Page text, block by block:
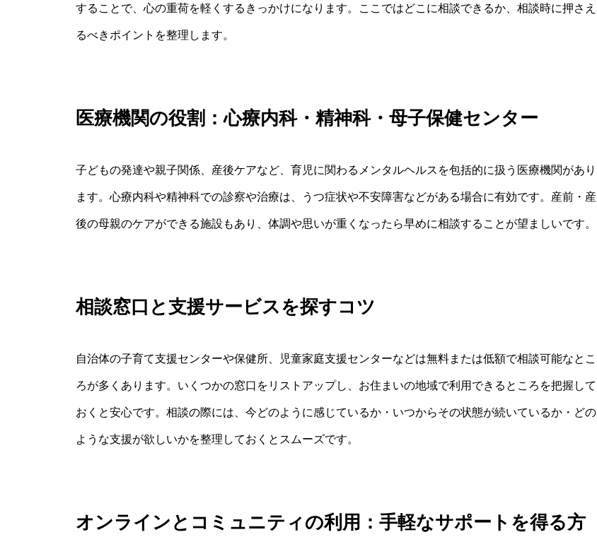
することで、心の重荷を軽くするきっかけになります。ここではどこに相談できるか、相談時に押さえ
るべきポイントを整理します。
医療機関の役割：心療内科・精神科・母子保健センター
子どもの発達や親子関係、産後ケアなど、育児に関わるメンタルヘルスを包括的に扱う医療機関があり
ます。心療内科や精神科での診察や治療は、うつ症状や不安障害などがある場合に有効です。産前・産
後の母親のケアができる施設もあり、体調や思いが重くなったら早めに相談することが望ましいです。
相談窓口と支援サービスを探すコツ
自治体の子育て支援センターや保健所、児童家庭支援センターなどは無料または低額で相談可能なとこ
ろが多くあります。いくつかの窓口をリストアップし、お住まいの地域で利用できるところを把握して
おくと安心です。相談の際には、今どのように感じているか・いつからその状態が続いているか・どの
ような支援が欲しいかを整理しておくとスムーズです。
オンラインとコミュニティの利用：手軽なサポートを得る方